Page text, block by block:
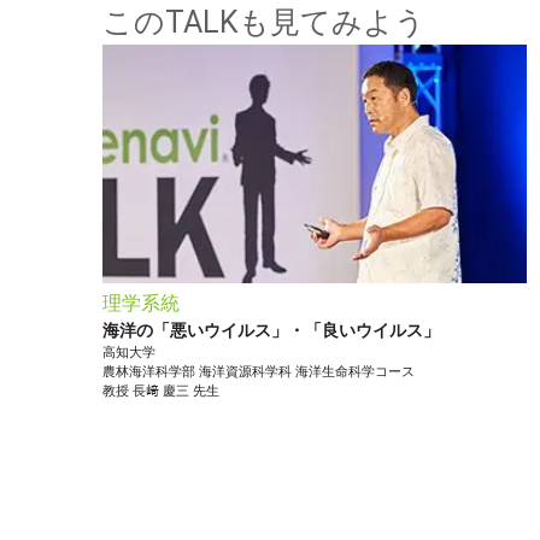
このTALKも見てみよう
理学系統
海洋の「悪いウイルス」・「良いウイルス」
高知大学
農林海洋科学部 海洋資源科学科 海洋生命科学コース
教授 長﨑 慶三 先生